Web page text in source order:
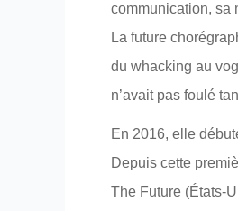
communication, sa
La future
du whacking au
n’avait pas foulé
En 2016, elle
Depuis cette
The Future (États-